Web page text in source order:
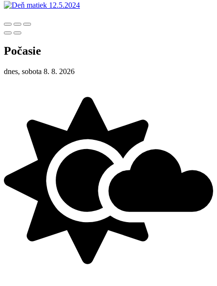
Počasie
dnes, sobota 8. 8. 2026